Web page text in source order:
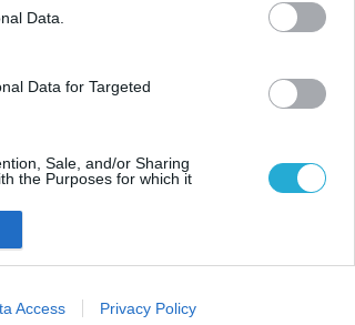
Data.
Data for Targeted
Sale, and/or Sharing
the Purposes for which it
to advertising like cookies on
Access Privacy Policy
αλλαγές στον
υποστηρίζουν πως η η συχνή
να αλλάξει σημαντικά την δομή του
η κατανάλωση ανθρακούχων
διάστημα προκαλεί
σε αλλαγή των επιπέδων
Το παραπάνω αποτέλεσμα